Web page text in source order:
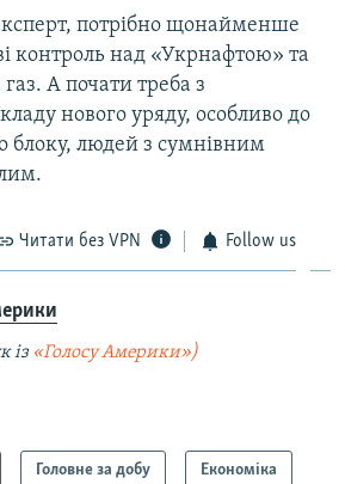
потрібно щонайменше
контроль над «Укрнафтою» та
А почати треба з
нового уряду, особливо до
блоку, людей з сумнівним
Читати без VPN Follow us
із «Голосу Америки»)
Головне за добу Економіка